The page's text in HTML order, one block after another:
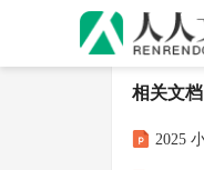
相关文档